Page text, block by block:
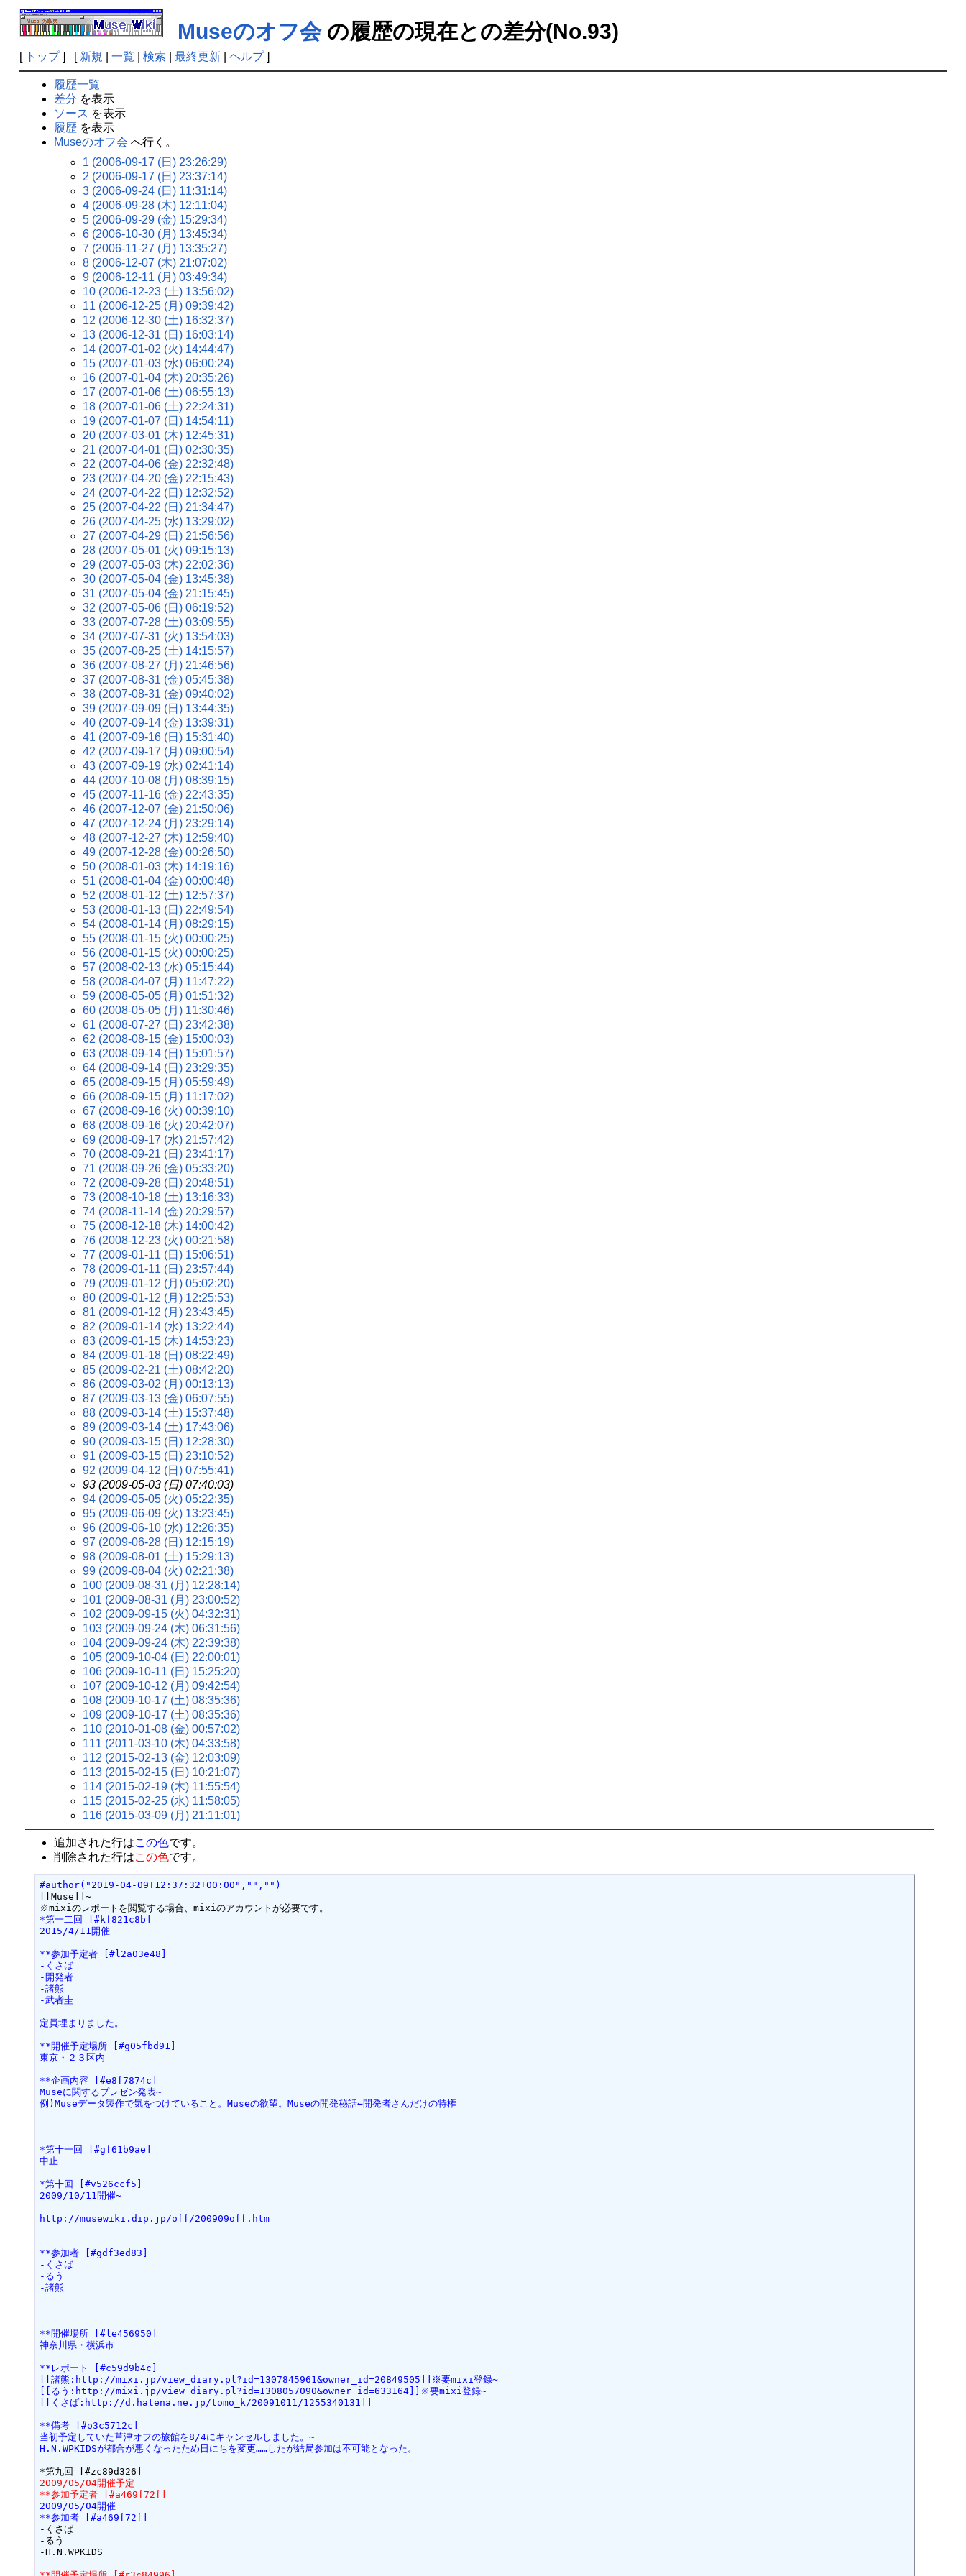
Museのオフ会の履歴の現在との差分(No.93)
[ トップ] [ 新規 一覧 検索 最終更新| ヘルプ]
履歴一覧
差分 を表示
ソース を表示
履歴を表示
Museのオフ会 へ行く。
1 (2006-09-17 (日) 23:26:29)
2 (2006-09-17 (日) 23:37:14)
3 (2006-09-24 (日) 11:31:14)
4 (2006-09-28 (木) 12:11:04)
5 (2006-09-29 (金) 15:29:34)
6 (2006-10-30 (月) 13:45:34)
7 (2006-11-27 (月) 13:35:27)
8 (2006-12-07 (木) 21:07:02)
9 (2006-12-11 (月) 03:49:34)
10 (2006-12-23 (土) 13:56:02)
11 (2006-12-25 (月) 09:39:42)
12 (2006-12-30 (土) 16:32:37)
13 (2006-12-31 (日) 16:03:14)
14 (2007-01-02 (火) 14:44:47)
15 (2007-01-03 (水) 06:00:24)
16 (2007-01-04 (木) 20:35:26)
17 (2007-01-06 (土) 06:55:13)
18 (2007-01-06 (土) 22:24:31)
19 (2007-01-07 (日) 14:54:11)
20 (2007-03-01 (木) 12:45:31)
21 (2007-04-01 (日) 02:30:35)
22 (2007-04-06 (金) 22:32:48)
23 (2007-04-20 (金) 22:15:43)
24 (2007-04-22 (日) 12:32:52)
25 (2007-04-22 (日) 21:34:47)
26 (2007-04-25 (水) 13:29:02)
27 (2007-04-29 (日) 21:56:56)
28 (2007-05-01 (火) 09:15:13)
29 (2007-05-03 (木) 22:02:36)
30 (2007-05-04 (金) 13:45:38)
31 (2007-05-04 (金) 21:15:45)
32 (2007-05-06 (日) 06:19:52)
33 (2007-07-28 (土) 03:09:55)
34 (2007-07-31 (火) 13:54:03)
35 (2007-08-25 (土) 14:15:57)
36 (2007-08-27 (月) 21:46:56)
37 (2007-08-31 (金) 05:45:38)
38 (2007-08-31 (金) 09:40:02)
39 (2007-09-09 (日) 13:44:35)
40 (2007-09-14 (金) 13:39:31)
41 (2007-09-16 (日) 15:31:40)
42 (2007-09-17 (月) 09:00:54)
43 (2007-09-19 (水) 02:41:14)
44 (2007-10-08 (月) 08:39:15)
45 (2007-11-16 (金) 22:43:35)
46 (2007-12-07 (金) 21:50:06)
47 (2007-12-24 (月) 23:29:14)
48 (2007-12-27 (木) 12:59:40)
49 (2007-12-28 (金) 00:26:50)
50 (2008-01-03 (木) 14:19:16)
51 (2008-01-04 (金) 00:00:48)
52 (2008-01-12 (土) 12:57:37)
53 (2008-01-13 (日) 22:49:54)
54 (2008-01-14 (月) 08:29:15)
55 (2008-01-15 (火) 00:00:25)
56 (2008-01-15 (火) 00:00:25)
57 (2008-02-13 (水) 05:15:44)
58 (2008-04-07 (月) 11:47:22)
59 (2008-05-05 (月) 01:51:32)
60 (2008-05-05 (月) 11:30:46)
61 (2008-07-27 (日) 23:42:38)
62 (2008-08-15 (金) 15:00:03)
63 (2008-09-14 (日) 15:01:57)
64 (2008-09-14 (日) 23:29:35)
65 (2008-09-15 (月) 05:59:49)
66 (2008-09-15 (月) 11:17:02)
67 (2008-09-16 (火) 00:39:10)
68 (2008-09-16 (火) 20:42:07)
69 (2008-09-17 (水) 21:57:42)
70 (2008-09-21 (日) 23:41:17)
71 (2008-09-26 (金) 05:33:20)
72 (2008-09-28 (日) 20:48:51)
73 (2008-10-18 (土) 13:16:33)
74 (2008-11-14 (金) 20:29:57)
75 (2008-12-18 (木) 14:00:42)
76 (2008-12-23 (火) 00:21:58)
77 (2009-01-11 (日) 15:06:51)
78 (2009-01-11 (日) 23:57:44)
79 (2009-01-12 (月) 05:02:20)
80 (2009-01-12 (月) 12:25:53)
81 (2009-01-12 (月) 23:43:45)
82 (2009-01-14 (水) 13:22:44)
83 (2009-01-15 (木) 14:53:23)
84 (2009-01-18 (日) 08:22:49)
85 (2009-02-21 (土) 08:42:20)
86 (2009-03-02 (月) 00:13:13)
87 (2009-03-13 (金) 06:07:55)
88 (2009-03-14 (土) 15:37:48)
89 (2009-03-14 (土) 17:43:06)
90 (2009-03-15 (日) 12:28:30)
91 (2009-03-15 (日) 23:10:52)
92 (2009-04-12 (日) 07:55:41)
93 (2009-05-03 (日) 07:40:03)
94 (2009-05-05 (火) 05:22:35)
95 (2009-06-09 (火) 13:23:45)
96 (2009-06-10 (水) 12:26:35)
97 (2009-06-28 (日) 12:15:19)
98 (2009-08-01 (土) 15:29:13)
99 (2009-08-04 (火) 02:21:38)
100 (2009-08-31 (月) 12:28:14)
101 (2009-08-31 (月) 23:00:52)
102 (2009-09-15 (火) 04:32:31)
103 (2009-09-24 (木) 06:31:56)
104 (2009-09-24 (木) 22:39:38)
105 (2009-10-04 (日) 22:00:01)
106 (2009-10-11 (日) 15:25:20)
107 (2009-10-12 (月) 09:42:54)
108 (2009-10-17 (土) 08:35:36)
109 (2009-10-17 (土) 08:35:36)
110 (2010-01-08 (金) 00:57:02)
111 (2011-03-10 (木) 04:33:58)
112 (2015-02-13 (金) 12:03:09)
113 (2015-02-15 (日) 10:21:07)
114 (2015-02-19 (木) 11:55:54)
115 (2015-02-25 (水) 11:58:05)
116 (2015-03-09 (月) 21:11:01)
追加された行はこの色です。
削除された行はこの色です。
#author("2019-04-09T12:37:32+00:00","","")
[[Muse]]~
*第一二回 [#kf821c8b]
2015/4/11開催
**参加予定者 [#l2a03e48]
-くさば
-開発者
-諸熊
-武者圭
定員埋まりました。
**開催予定場所 [#g05fbd91]
東京・２３区内
**企画内容 [#e8f7874c]
Museに関するプレゼン発表~
例)Museデータ製作で気をつけていること。Museの欲望。Museの開発秘話←開発者さんだけの特権
*第十一回 [#gf61b9ae]
中止
*第十回 [#v526ccf5]
2009/10/11開催~
http://musewiki.dip.jp/off/200909off.htm
**参加者 [#gdf3ed83]
-くさば
-るう
-諸熊
**開催場所 [#le456950]
神奈川県・横浜市
**レポート [#c59d9b4c]
[[諸熊:http://mixi.jp/view_diary.pl?id=1307845961&owner_id=20849505]]※要mixi登録~
[[るう:http://mixi.jp/view_diary.pl?id=1308057090&owner_id=633164]]※要mixi登録~
[[くさば:http://d.hatena.ne.jp/tomo_k/20091011/1255340131]]
**備考 [#o3c5712c]
当初予定していた草津オフの旅館を8/4にキャンセルしました。~
H.N.WPKIDSが都合が悪くなったため日にちを変更……したが結局参加は不可能となった。
2009/05/04開催予定
**参加予定者 [#a469f72f]
2009/05/04開催
**参加者 [#a469f72f]
-くさば
-るう
-H.N.WPKIDS